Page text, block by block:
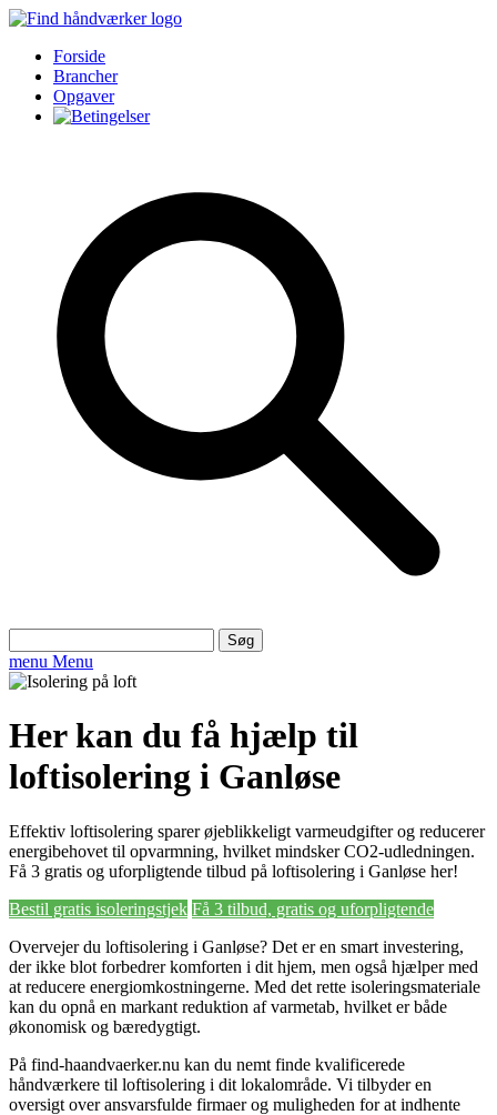
Forside
Brancher
Opgaver
efter:
menu Menu
Her kan du få hjælp til
loftisolering i Ganløse
Effektiv loftisolering sparer øjeblikkeligt varmeudgifter og reducerer
energibehovet til opvarmning, hvilket mindsker CO2-udledningen.
Få 3 gratis og uforpligtende tilbud på loftisolering i Ganløse her!
Bestil gratis isoleringstjek Få 3 tilbud, gratis og uforpligtende
Overvejer du loftisolering i Ganløse? Det er en smart investering,
der ikke blot forbedrer komforten i dit hjem, men også hjælper med
at reducere energiomkostningerne. Med det rette isoleringsmateriale
kan du opnå en markant reduktion af varmetab, hvilket er både
økonomisk og bæredygtigt.
På find-haandvaerker.nu kan du nemt finde kvalificerede
håndværkere til loftisolering i dit lokalområde. Vi tilbyder en
oversigt over ansvarsfulde firmaer og muligheden for at indhente